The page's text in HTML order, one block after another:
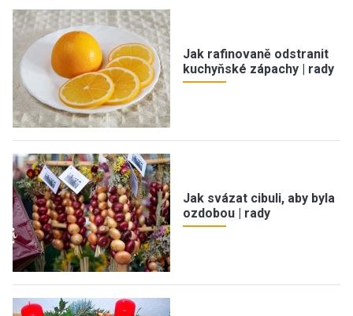
Jak rafinovaně odstranit
kuchyňské zápachy | rady
Jak svázat cibuli, aby byla
ozdobou | rady